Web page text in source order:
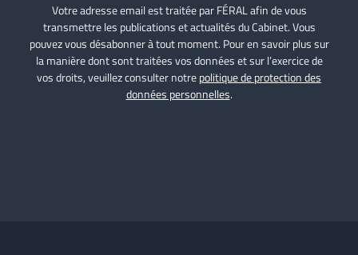
Votre adresse email est traitée par FÉRAL afin de vous
transmettre les publications et actualités du Cabinet. Vous
pouvez vous désabonner à tout moment. Pour en savoir plus sur
la manière dont sont traitées vos données et sur l’exercice de
vos droits, veuillez consulter notrepolitique de protection des
données personnelles.